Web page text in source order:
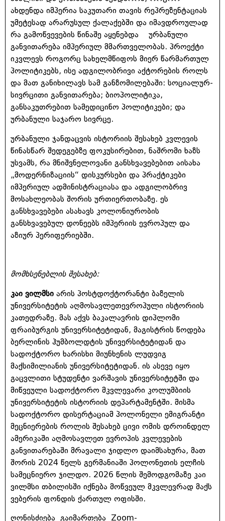
ახდენდა იმპერია საკუთარი თავის რეპრეზენტაციას
უმეტესად არარუსულ ქალაქებში და იმავდროულად
რა გამოწვევების წინაშე აყენებდა ურბანული
განვითარება იმპერიულ მმართველობას. პროექტი
იკვლევს როგორც სახელმწიფოს მიერ წარმართულ
პოლიტიკებს, ისე ადგილობრივი აქტორების როლს
და მათ განიხილავს სამ განზომილებაში: სოციალურ-
სივრცითი განვითარება; ბიოპოლიტიკა,
განსაკუთრებით სამედიცინო პოლიტიკები; და
ურბანული საჯარო სივრცე.
ურბანული ჯანდაცვის ისტორიის შესახებ კვლევის
წინასწარ შედეგებზე ფოკუსირებით, ნაშრომი ხაზს
უსვამს, რა მნიშვნელოვანი განსხვავებებით აისახა
„მოდერნიზაციის“ დისკურსები და პრაქტიკები
იმპერიულ ადმინისტრაციასა და ადგილობრივ
მოსახლეობას შორის ურთიერთობაზე. ეს
განსხვავებები ასახავს კოლონიურობის
განსხვავებულ დონეებს იმპერიის ევროპულ და
აზიურ პერიფერიებში.
მომხსენებლის შესახებ:
კაი ვილმსი არის პოსტდოქტორანტი ბაზელის
უნივერსიტეტის აღმოსავლეთევროპული ისტორიის
კათედრაზე. მას აქვს ბაკალავრის დიპლომი
ფრაიბურგის უნივერსიტეტიდან, მაგისტრის წოდება
ბერლინის ჰუმბოლდტის უნივერსიტეტიდან და
სადოქტორო ხარისხი მიუნხენის ლუდვიგ
მაქსიმილიანის უნივერსიტეტიდან. ის ასევე იყო
გაცვლითი სტუდენტი ვარშავის უნივერსიტეტში და
მიწვეული სადოქტორო მკვლევარი კოლუმბიის
უნივერსიტეტის ისტორიის დეპარტამენტში. მისმა
სადოქტორო დისერტაციამ პოლონელი ემიგრანტი
მეცნიერების როლის შესახებ ცივი ომის დროინდელ
ამერიკაში აღმოსავლეთ ევროპის კვლევების
განვითარებაში მრავალი ჯიდლო დაიმსახურა, მათ
შორის 2024 წელს გერმანიაში პოლონეთის ელჩის
სამეცნიერო ჯილდო. 2026 წლის შემოდგომაზე კაი
ვილმსი თბილისში იქნება მოწვეულ მკვლევრად მაქს
ვებერის ფონდის ქართულ ოფისში.
ღონისძიება გაიმართება Zoom-